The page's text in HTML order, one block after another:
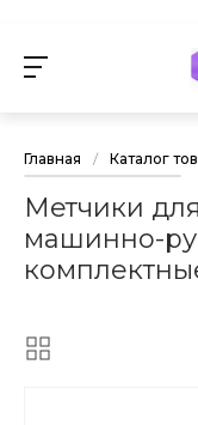
Главная / Каталог
Метчики
машинно-